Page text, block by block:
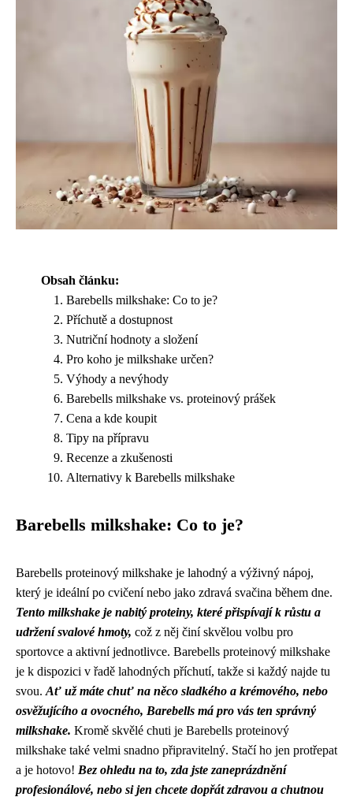
Obsah článku:
Barebells milkshake: Co to je?
Příchutě a dostupnost
Nutriční hodnoty a složení
Pro koho je milkshake určen?
Výhody a nevýhody
Barebells milkshake vs. proteinový prášek
Cena a kde koupit
Tipy na přípravu
Recenze a zkušenosti
Alternativy k Barebells milkshake
Barebells milkshake: Co to je?
Barebells proteinový milkshake je lahodný a výživný nápoj,
který je ideální po cvičení nebo jako zdravá svačina během dne.
Tento milkshake je nabitý proteiny, které přispívají k růstu a
udržení svalové hmoty, což z něj činí skvělou volbu pro
sportovce a aktivní jednotlivce. Barebells proteinový milkshake
je k dispozici v řadě lahodných příchutí, takže si každý najde tu
svou. Ať už máte chuť na něco sladkého a krémového, nebo
osvěžujícího a ovocného, Barebells má pro vás ten správný
milkshake. Kromě skvělé chuti je Barebells proteinový
milkshake také velmi snadno připravitelný. Stačí ho jen protřepat
a je hotovo! Bez ohledu na to, zda jste zaneprázdnění
profesionálové, nebo si jen chcete dopřát zdravou a chutnou